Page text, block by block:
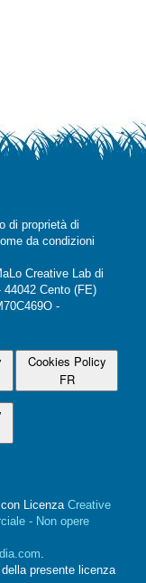
di proprietà di
da condizioni
Creative Lab di
Cento (FE)
-
Cookies Policy
FR
Licenza Creative
- Non opere
.
presente licenza